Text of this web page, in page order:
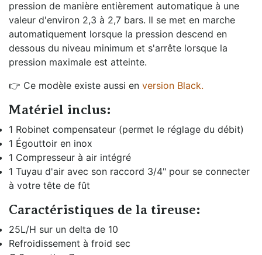
pression de manière entièrement automatique à une
valeur d'environ 2,3 à 2,7 bars. Il se met en marche
automatiquement lorsque la pression descend en
dessous du niveau minimum et s'arrête lorsque la
pression maximale est atteinte.
👉 Ce modèle existe aussi en version Black.
Matériel inclus:
1 Robinet compensateur (permet le réglage du débit)
1 Égouttoir en inox
1 Compresseur à air intégré
1 Tuyau d'air avec son raccord 3/4" pour se connecter
à votre tête de fût
Caractéristiques de la tireuse:
25L/H sur un delta de 10
Refroidissement à froid sec